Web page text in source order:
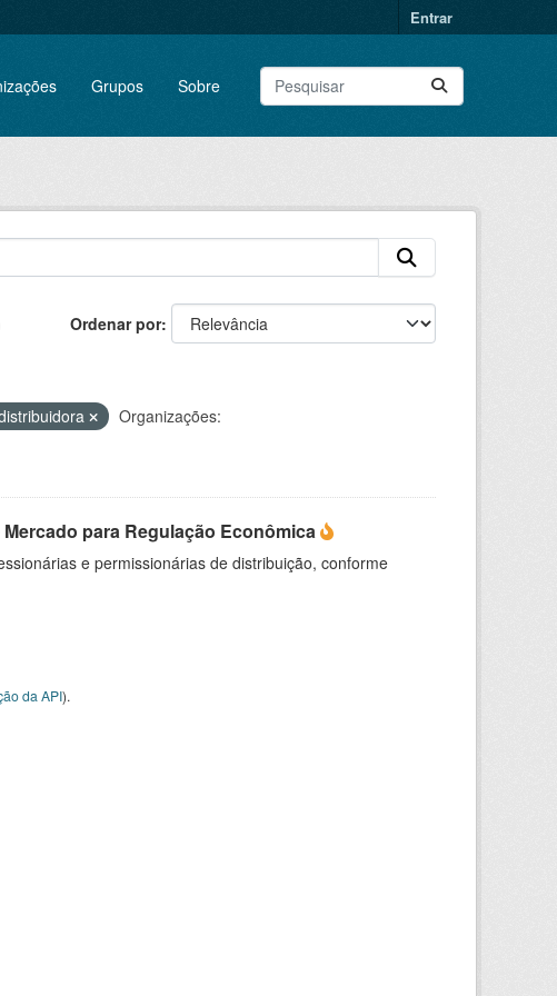
Entrar
Grupos Sobre
Ordenar por
Organizações:
para Regulação Econômica
e permissionárias de distribuição, conforme
da API).